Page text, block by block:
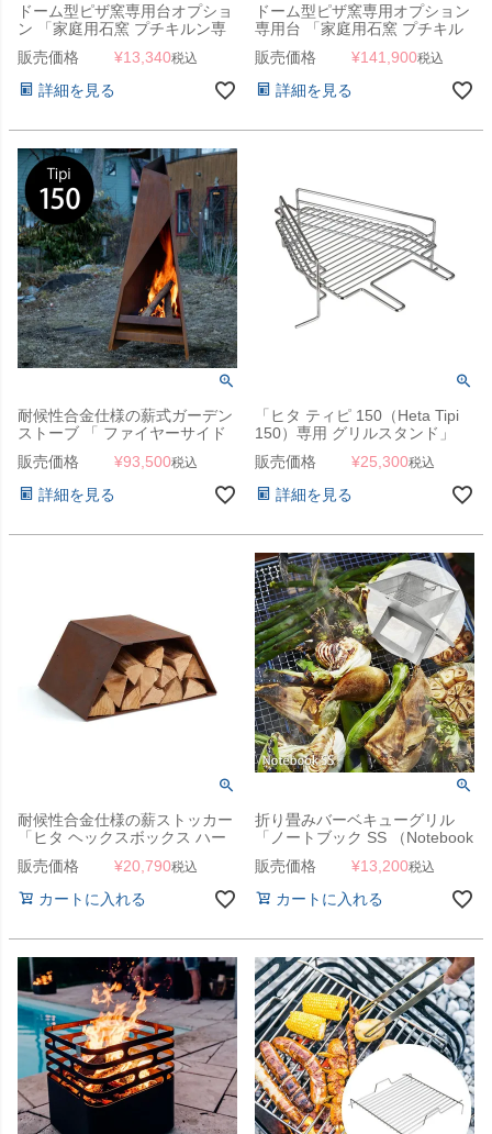
ドーム型ピザ窯専用台オプショ
ン 「家庭用石窯 プチキルン専
用 架台用キャスター4個セッ
ト」
販売価格 ¥13,340税込
詳細を見る
ドーム型ピザ窯専用オプション
専用台 「家庭用石窯 プチキル
ン専用 スチール製架台 ※キャ
スター別売り」
販売価格 ¥141,900税込
詳細を見る
耐候性合金仕様の薪式ガーデン
ストーブ 「 ファイヤーサイド
ティピ 150 （ FIRESIDE Tipi
150 ） 」
販売価格 ¥93,500税込
詳細を見る
「ヒタ ティピ 150（Heta Tipi
150）専用 グリルスタンド」
販売価格
¥25,300税込
詳細を見る
耐候性合金仕様の薪ストッカー
「ヒタ ヘックスボックス ハー
フ（Heta Hexbox Half）」
販売価格 ¥20,790税込
カートに入れる
折り畳みバーベキューグリル
「ノートブック SS （Notebook
grill SS）」
販売価格 ¥13,200税込
カートに入れる